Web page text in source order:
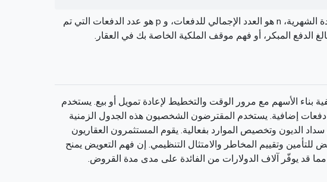
هذه الصيغة تحسب رصيد القرض المتبقي لديك بعد إجراء المدفوعات p. P هو الرئيسي الأصلي، r هو معدل الفائدة الشهرية، n هو العدد الإجمالي للدفعات، و p هو عدد الدفعات التي تم
الدفع المبكر، أو فهم موقف الملكية الخاصة بك في العقار.
بناء الأسهم مع مرور الوقت والتخطيط لإعادة تمويل أو بيع. يستخدم
دفعات إضافية. يستخدم المقترضون الشخصيون هذه الجدول الزمنية
الديون وتخصيص الموارد بفعالية. يقوم المستثمرون العقاريون
وتقييم المخاطر والامتثال التنظيمي. إن فهم التعويض يمنح
قد يوفّر آلاف الدولارات من الفائدة على مدى مدة القروض.